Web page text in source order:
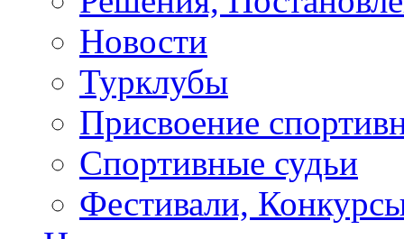
Новости
Турклубы
Присвоение
Спортивные судьи
Фестивали,